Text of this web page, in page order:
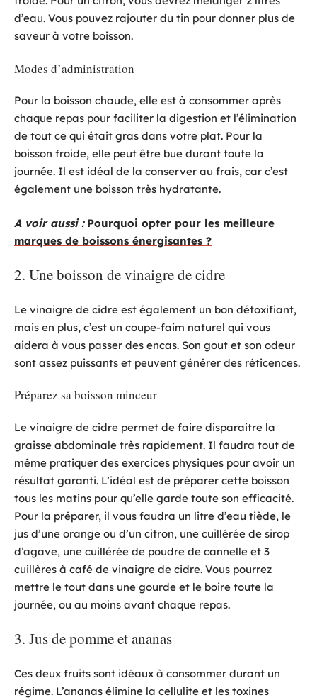
d’eau. Vous pouvez rajouter du tin pour donner plus de
saveur à votre boisson.
Modes d’administration
Pour la boisson chaude, elle est à consommer après
chaque repas pour faciliter la digestion et l’élimination
de tout ce qui était gras dans votre plat. Pour la
boisson froide, elle peut être bue durant toute la
journée. Il est idéal de la conserver au frais, car c’est
également une boisson très hydratante.
A voir aussi : Pourquoi opter pour les meilleure
marques de boissons énergisantes ?
2. Une boisson de vinaigre de cidre
Le vinaigre de cidre est également un bon détoxifiant,
mais en plus, c’est un coupe-faim naturel qui vous
aidera à vous passer des encas. Son gout et son odeur
sont assez puissants et peuvent générer des réticences.
Préparez sa boisson minceur
Le vinaigre de cidre permet de faire disparaitre la
graisse abdominale très rapidement. Il faudra tout de
même pratiquer des exercices physiques pour avoir un
résultat garanti. L’idéal est de préparer cette boisson
tous les matins pour qu’elle garde toute son efficacité.
Pour la préparer, il vous faudra un litre d’eau tiède, le
jus d’une orange ou d’un citron, une cuillérée de sirop
d’agave, une cuillérée de poudre de cannelle et 3
cuillères à café de vinaigre de cidre. Vous pourrez
mettre le tout dans une gourde et le boire toute la
journée, ou au moins avant chaque repas.
3. Jus de pomme et ananas
Ces deux fruits sont idéaux à consommer durant un
régime. L’ananas élimine la cellulite et les toxines